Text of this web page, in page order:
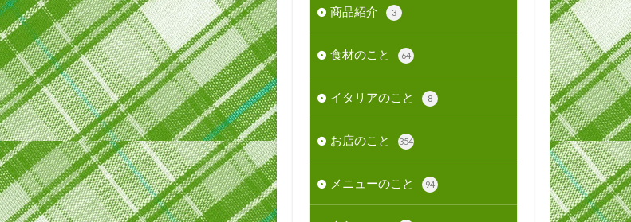
商品紹介 3
食材のこと 64
イタリアのこと 8
お店のこと 354
メニューのこと 94